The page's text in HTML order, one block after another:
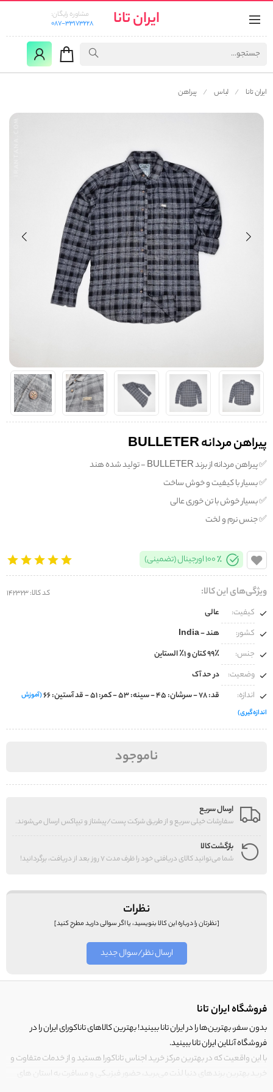
ایران تانا
مشاوره رایگان:
087-33173228
ایران تانا لباس پیراهن
پیراهن مردانه BULLETER
✅️ پیراهن مردانه از برند BULLETER - تولید شده هند
✅️ بسیار با کیفیت و خوش ساخت
✅️ بسیار خوش با تن خوری عالی
✅️ جنس نرم و لخت
100% اورجینال (تضمینی)
ویژگی‌های این کالا: کد کالا: 142323
کیفیت:
عالی
کشور:
هند - India
جنس:
وضعیت:
در حد آک
اندازه:
قد: ۷۸ - سرشان: ۴۵ - سینه: ۵۳ - کمر: ۵۱ - قد آستین: ۶۶
(آموزش
اندازه‌گیری)
ناموجود
ارسال سریع
سفارشات خیلی سریع و از طریق شرکت پست/پیشتاز و تیپاکس ارسال می‌شوند.
بازگشت کالا
شما می‌توانید کالای دریافتی خود را ظرف مدت 7 روز بعد از دریافت، برگردانید!
نظرات
[نظرتان را درباره این کالا بنویسید، یا اگر سوالی دارید مطرح کنید]
ارسال نظر/سوال جدید
فروشگاه ایران تانا
بدون سفر، بهترین‌ها را در ایران تانا ببینید! بهترین کالاهای تاناکورای ایران را در
فروشگاه آنلاین ایران تانا ببینید.
با این واقعیت که در بهترین مرکز خرید اجناس تاناکورا هستید و از خدمات متفاوت و
خرید بهترین برندهای دنیا لذت می‌برید، حضور فیزیکی و مسافرت به استان های